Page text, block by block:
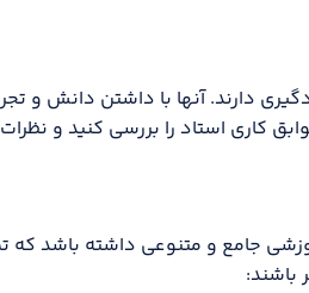
دارند. آنها با داشتن دانش و
کاری استاد را بررسی کنید و
جامع و متنوعی داشته باشد که
باشند: